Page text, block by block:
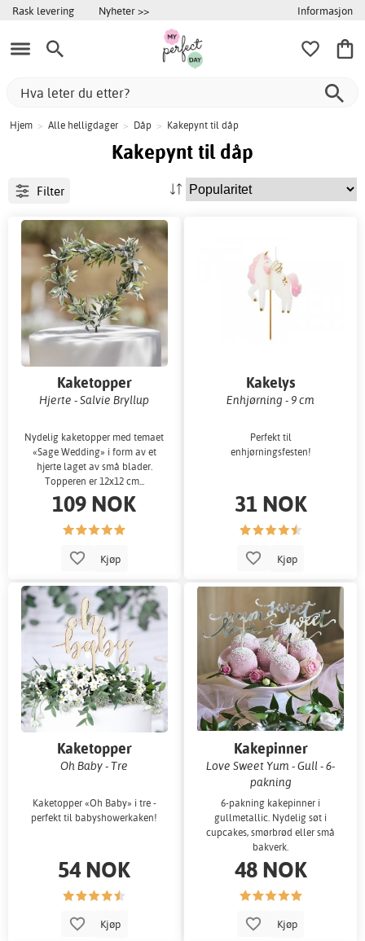
Rask levering Nyheter >> Informasjon
Hjem > Alle helligdager > Dåp > Kakepynt til dåp
Kakepynt til dåp
Filter
Kaketopper
Hjerte - Salvie Bryllup
Nydelig kaketopper med temaet
«Sage Wedding» i form av et
hjerte laget av små blader.
Topperen er 12x12 cm...
109 NOK
Kjøp
Kakelys
Enhjørning - 9 cm
Perfekt til
enhjørningsfesten!
31 NOK
Kjøp
Kaketopper
Oh Baby - Tre
Kaketopper «Oh Baby» i tre -
perfekt til babyshowerkaken!
54 NOK
Kjøp
Kakepinner
Love Sweet Yum - Gull - 6-
pakning
6-pakning kakepinner i
gullmetallic. Nydelig søt i
cupcakes, smørbrød eller små
bakverk.
48 NOK
Kjøp